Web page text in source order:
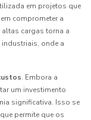
em projetos que
comprometer a
cargas torna a
onde a
. Embora a
um investimento
significativa. Isso se
permite que os